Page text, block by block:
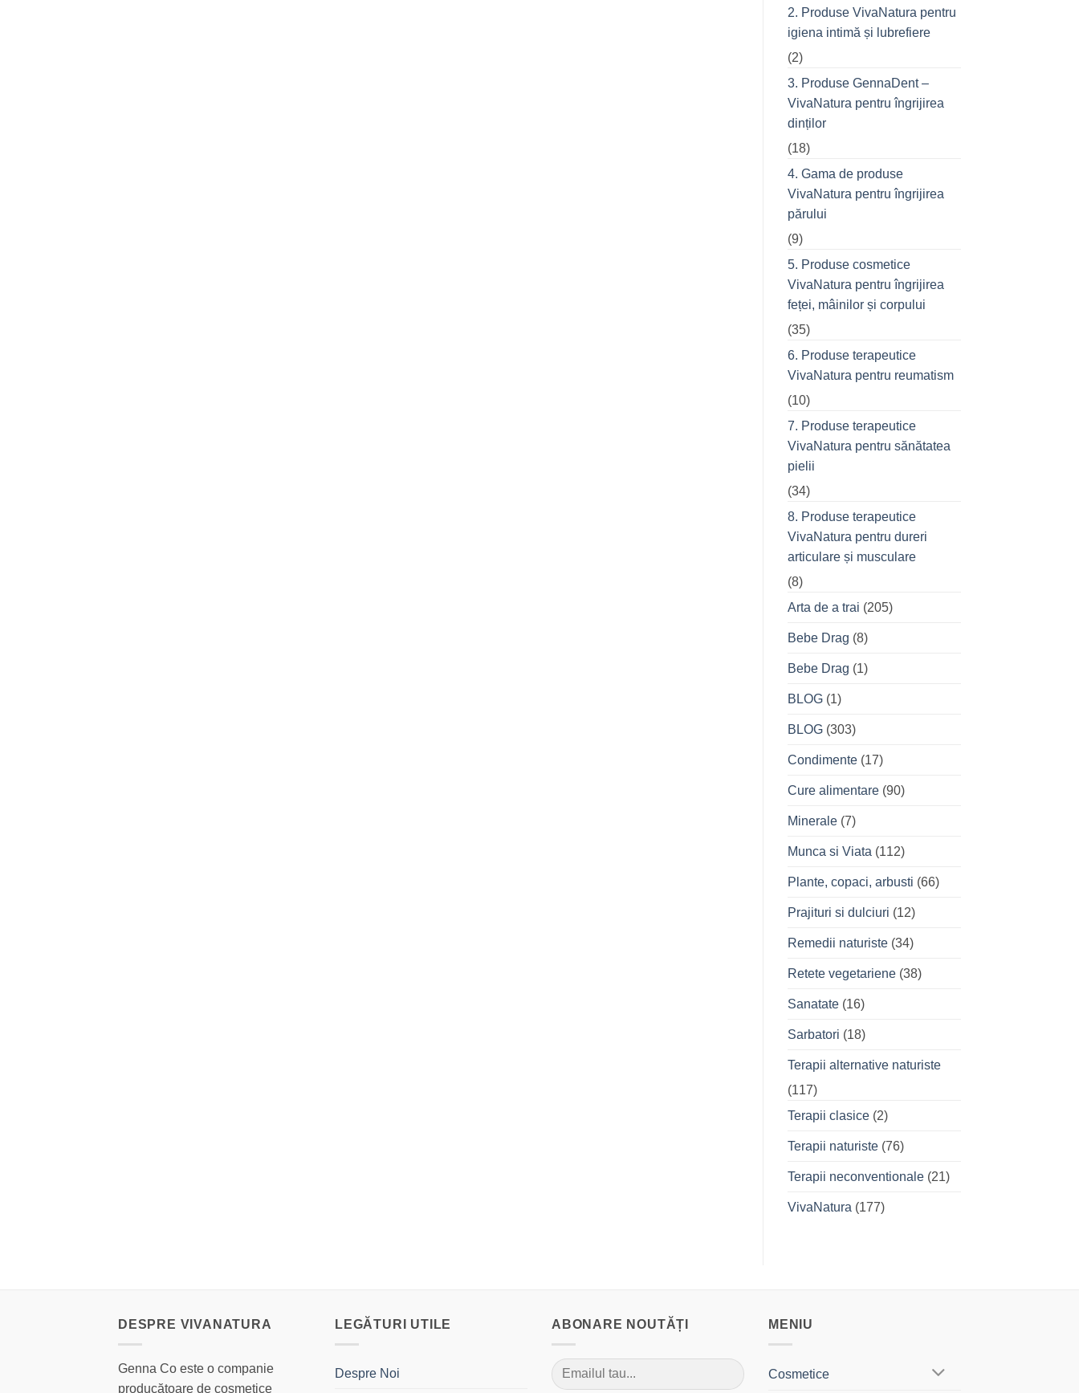
prietenii
în
oraș
2. Produse VivaNatura pentru
igiena intimă și lubrefiere
(2)
3. Produse GennaDent –
VivaNatura pentru îngrijirea
dinților
(18)
4. Gama de produse
VivaNatura pentru îngrijirea
părului
(9)
5. Produse cosmetice
VivaNatura pentru îngrijirea
feței, mâinilor și corpului
(35)
6. Produse terapeutice
VivaNatura pentru reumatism
(10)
7. Produse terapeutice
VivaNatura pentru sănătatea
pielii
(34)
8. Produse terapeutice
VivaNatura pentru dureri
articulare și musculare
(8)
Arta de a trai (205)
Bebe Drag (8)
Bebe Drag (1)
BLOG(1)
BLOG(303)
Condimente(17)
Cure alimentare(90)
Minerale(7)
Munca si Viata (112)
Plante, copaci, arbusti (66)
Prajituri si dulciuri (12)
Remedii naturiste(34)
Retete vegetariene(38)
Sanatate(16)
Sarbatori (18)
Terapii alternative naturiste
(117)
Terapii clasice(2)
Terapii naturiste(76)
Terapii neconventionale(21)
VivaNatura (177)
DESPRE VIVANATURA
Genna Co este o companie
producătoare de cosmetice
LEGĂTURI UTILE
Despre Noi
ABONARE NOUTĂȚI MENIU
Cosmetice